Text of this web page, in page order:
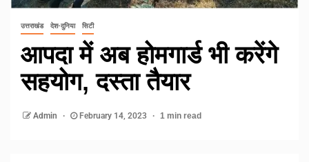
उत्तराखंड देश-दुनिया सिटी
आपदा में अब होमगार्ड भी करेंगे
सहयोग, दस्ता तैयार
Admin February 14, 2023 1 min read